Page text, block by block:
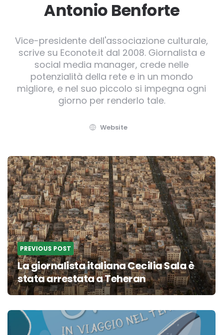
Antonio Benforte
Vice-presidente dell'associazione culturale,
scrive su Econote.it dal 2008. Giornalista e
social media manager, crede nelle
potenzialità della rete e in un mondo
migliore, e nel suo piccolo si impegna ogni
giorno per renderlo tale.
Website
Post
navigation
PREVIOUS POST
La giornalista italiana Cecilia Sala è
stata arrestata a Teheran